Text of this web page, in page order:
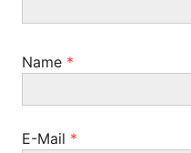
t
i
o
n
Name *
E-Mail *